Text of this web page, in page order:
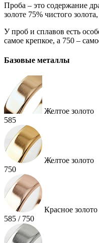
Проба – это содержание
золоте 75% чистого
У проб и сплавов есть
самое крепкое, а 750 –
Базовые металлы
Желтое золото
585
Желтое золото
750
Красное золото
585 / 750